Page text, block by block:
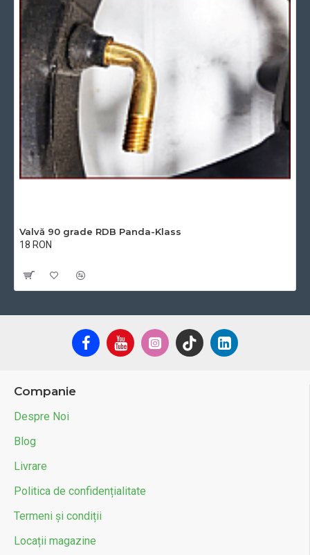
Valvă 90 grade RDB Panda-Klass
18 RON
Companie
Despre Noi
Blog
Livrare
Politica de confidențialitate
Termeni și condiții
Locații magazine